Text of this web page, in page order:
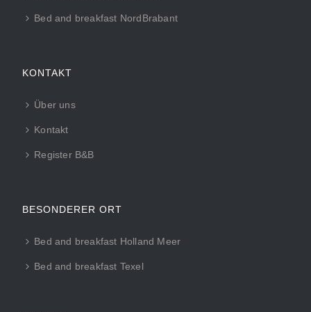
Bed and breakfast NordBrabant
KONTAKT
Über uns
Kontakt
Register B&B
BESONDERER ORT
Bed and breakfast Holland Meer
Bed and breakfast Texel